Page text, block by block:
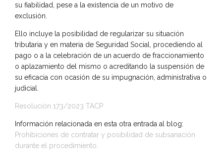
su fiabilidad, pese a la existencia de un motivo de
exclusión.
Ello incluye la posibilidad de regularizar su situación
tributaria y en materia de Seguridad Social, procediendo al
pago o a la celebración de un acuerdo de fraccionamiento
o aplazamiento del mismo o acreditando la suspensión de
su eficacia con ocasión de su impugnación, administrativa o
judicial.
Resolución 173/2023 TACP
Información relacionada en esta otra entrada al blog:
Prohibiciones de contratar y posibilidad de subsanación
durante el procedimiento.